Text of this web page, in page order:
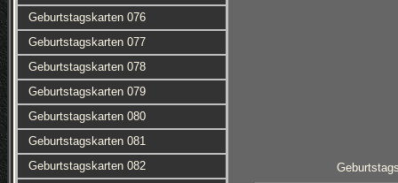
Geburtstagskarten 076
Geburtstagskarten 077
Geburtstagskarten 078
Geburtstagskarten 079
Geburtstagskarten 080
Geburtstagskarten 081
Geburtstagskarten 082